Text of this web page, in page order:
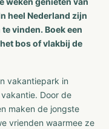
heel Nederland zijn
vinden. Boek een
bos of vlakbij de
vakantiepark in
Door de
maken de jongste
vrienden waarmee ze